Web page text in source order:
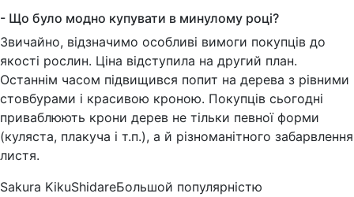
- Що було модно купувати в минулому році?
Звичайно, відзначимо особливі вимоги покупців до
якості рослин. Ціна відступила на другий план.
Останнім часом підвищився попит на дерева з рівними
стовбурами і красивою кроною. Покупців сьогодні
приваблюють крони дерев не тільки певної форми
(куляста, плакуча і т.п.), а й різноманітного забарвлення
листя.
Sakura KikuShidareБольшой популярністю